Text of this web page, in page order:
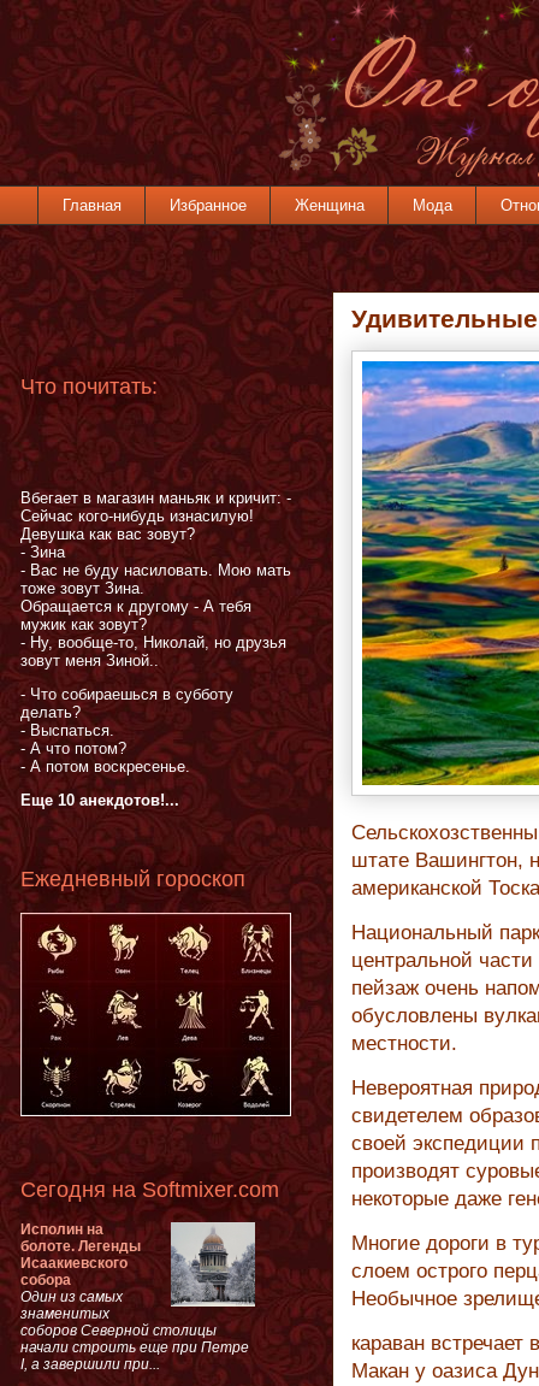
Главная Избранное Женщина Мода
штате Вашингтон,
американской
Национальный
центральной
пейзаж очень
обусловлены
местности.
Невероятная
свидетелем
своей экспедиции
производят
некоторые даже
Многие дороги в
слоем острого
Необычное
караван
Макан у оазиса
Что почитать:
Вбегает в магазин маньяк и кричит: -
Сейчас кого-нибудь изнасилую!
Девушка как вас зовут?
- Зина
- Вас не буду насиловать. Мою мать
тоже зовут Зина.
Обращается к другому - А тебя
мужик как зовут?
- Ну, вообще-то, Николай, но друзья
зовут меня Зиной..
- Что собираешься в субботу
делать?
- Выспаться.
- А что потом?
- А потом воскресенье.
Еще 10 анекдотов!...
Ежедневный гороскоп
Сегодня на Softmixer.com
Исполин на
болоте. Легенды
Исаакиевского
собора
Один из самых
знаменитых
соборов Северной столицы
начали строить еще при Петре
I, а завершили при...